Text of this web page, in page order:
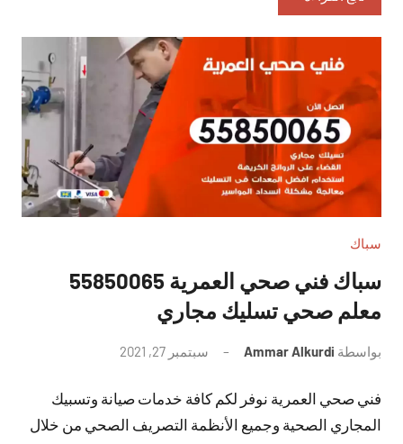
سباك
سباك فني صحي العمرية 55850065
معلم صحي تسليك مجاري
بواسطة Ammar Alkurdi سبتمبر 27, 2021
تعليقات
فني صحي العمرية نوفر لكم كافة خدمات صيانة وتسبيك
المجاري الصحية وجميع الأنظمة التصريف الصحي من خلال